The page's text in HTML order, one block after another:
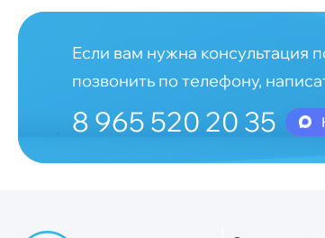
Если вам нужна консультация
позвонить по телефону,
8 965 520 20 35